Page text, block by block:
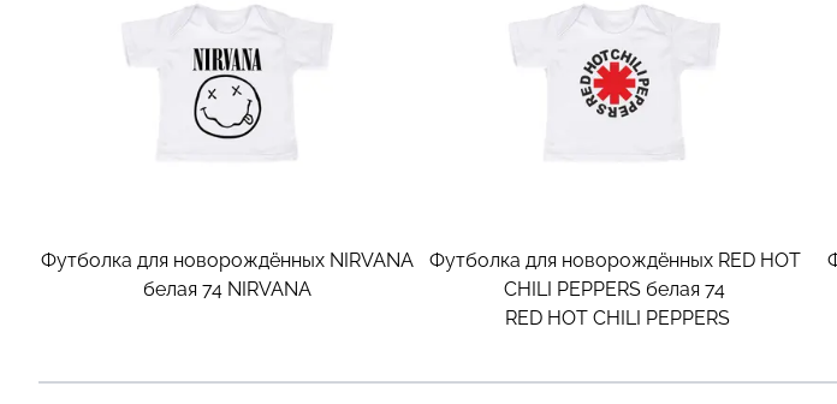
Футболка для новорождённых NIRVANA
белая 74 NIRVANA
Футболка для новорождённых RED HOT
CHILI PEPPERS белая 74
RED HOT CHILI PEPPERS